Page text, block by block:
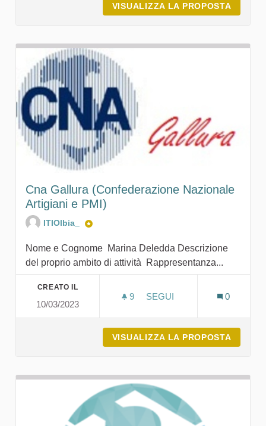
VISUALIZZA LA PROPOSTA
Cna Gallura (Confederazione Nazionale
Artigiani e PMI)
ITIOlbia_
Nome e Cognome Marina Deledda Descrizione
del proprio ambito di attività Rappresentanza...
CREATO IL
10/03/2023
9 9 SOSTENITORI
SEGUI
0
VISUALIZZA LA PROPOSTA